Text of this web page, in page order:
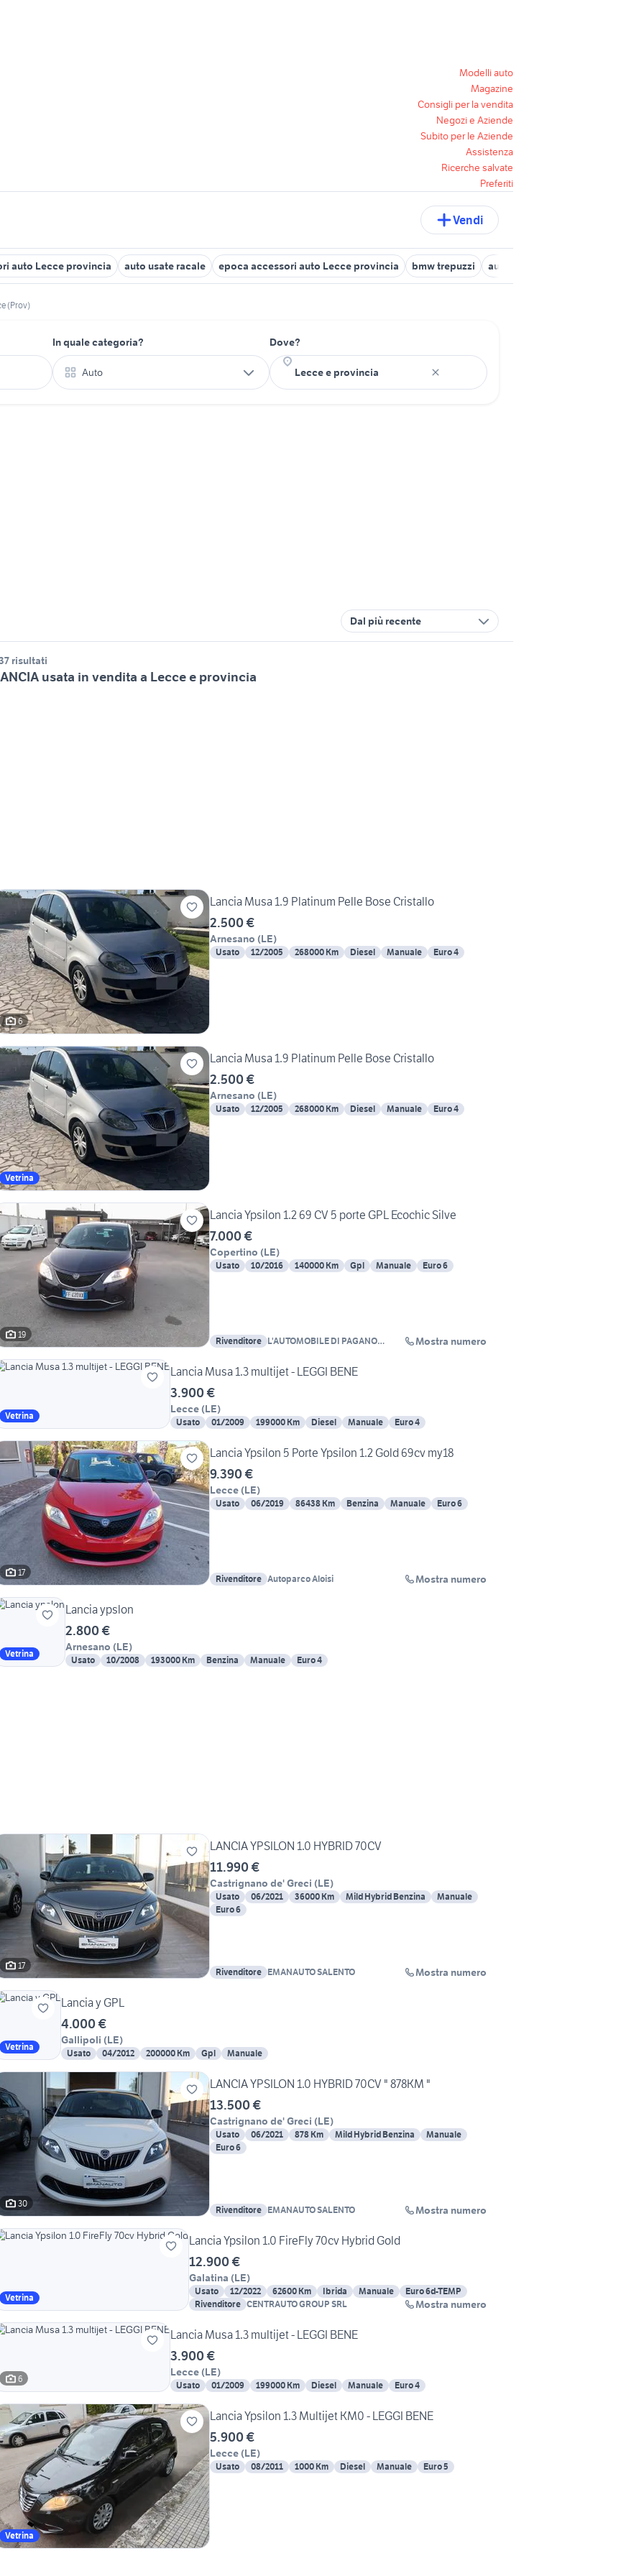
Modelli auto
Magazine
Consigli per la vendita
Negozi e Aziende
Subito per le Aziende
Assistenza
Ricerche salvate
Preferiti
Vendi
auto Lecce provincia auto usate racale epoca accessori auto Lecce provincia bmw trepuzzi auto Surbo
(Prov)
In quale categoria?
Auto
Dove?
Dal più recente
risultati
usata in vendita a Lecce e provincia
6
Lancia Musa 1.9 Platinum Pelle Bose Cristallo
2.500 €
Arnesano (LE)
Usato 12/2005 268000 Km Diesel Manuale Euro 4
Vetrina
Lancia Musa 1.9 Platinum Pelle Bose Cristallo
2.500 €
Arnesano (LE)
Usato 12/2005 268000 Km Diesel Manuale Euro 4
19
Lancia Ypsilon 1.2 69 CV 5 porte GPL Ecochic Silve
7.000 €
Copertino (LE)
Usato 10/2016 140000 Km Gpl Manuale Euro 6
Rivenditore L'AUTOMOBILE DI PAGANO
Mostra numero
Vetrina
Lancia Musa 1.3 multijet - LEGGI BENE
3.900 €
Lecce (LE)
Usato 01/2009 199000 Km Diesel Manuale Euro 4
17
Lancia Ypsilon 5 Porte Ypsilon 1.2 Gold 69cv my18
9.390 €
Lecce (LE)
Usato 06/2019 86438 Km Benzina Manuale Euro 6
Rivenditore Autoparco Aloisi Mostra numero
Vetrina
Lancia ypslon
2.800 €
Arnesano (LE)
Usato 10/2008 193000 Km Benzina Manuale Euro 4
17
LANCIA YPSILON 1.0 HYBRID 70CV
11.990 €
Castrignano de' Greci (LE)
Usato 06/2021 36000 Km Mild Hybrid Benzina
Manuale
Euro 6
Rivenditore EMANAUTO SALENTO Mostra numero
Vetrina
Lancia y GPL
4.000 €
Gallipoli (LE)
Usato 04/2012 200000 Km Gpl Manuale
30
LANCIA YPSILON 1.0 HYBRID 70CV " 878KM "
13.500 €
Castrignano de' Greci (LE)
Usato 06/2021 878 Km Mild Hybrid Benzina
Manuale
Euro 6
Rivenditore EMANAUTO SALENTO Mostra numero
Vetrina
Lancia Ypsilon 1.0 FireFly 70cv Hybrid Gold
12.900 €
Galatina (LE)
Usato 12/2022 62600 Km Ibrida Manuale
Euro 6d-TEMP
Rivenditore CENTRAUTO GROUP SRL Mostra numero
6
Lancia Musa 1.3 multijet - LEGGI BENE
3.900 €
Lecce (LE)
Usato 01/2009 199000 Km Diesel Manuale Euro 4
Vetrina
Lancia Ypsilon 1.3 Multijet KM0 - LEGGI BENE
5.900 €
Lecce (LE)
Usato 08/2011 1000 Km Diesel Manuale Euro 5